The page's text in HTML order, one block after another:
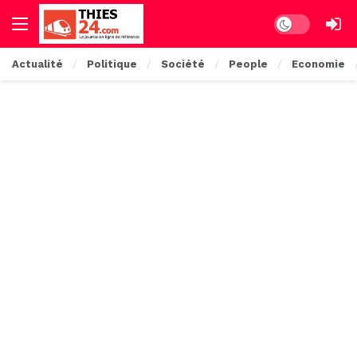
Dark mode
Actualité Politique Société People Economie